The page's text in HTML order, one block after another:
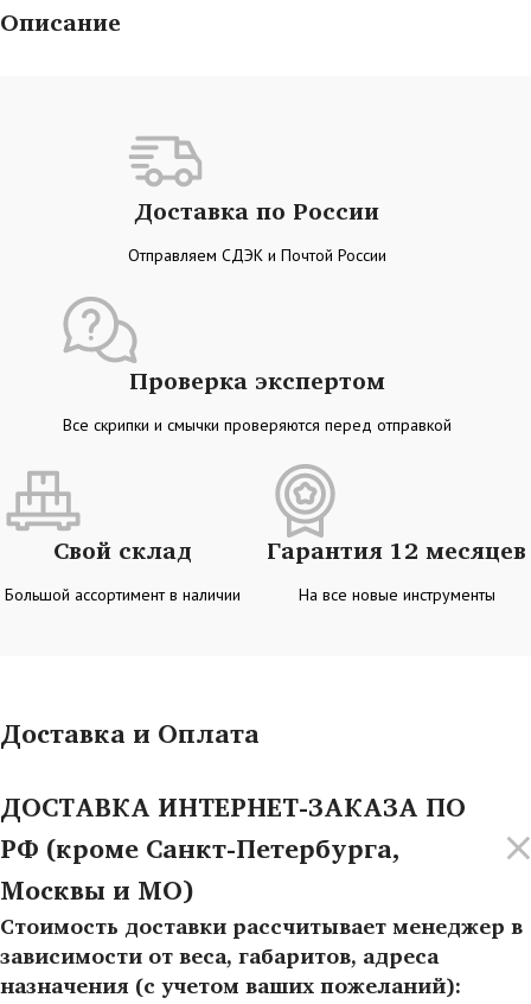
Описание
Доставка по России
Отправляем СДЭК и Почтой России
Проверка экспертом
Все скрипки и смычки проверяются перед отправкой
Свой склад
Большой ассортимент в наличии
Гарантия 12 месяцев
На все новые инструменты
Доставка и Оплата
ДОСТАВКА ИНТЕРНЕТ-ЗАКАЗА ПО
РФ (кроме Санкт-Петербурга,
Москвы и МО)
Стоимость доставки рассчитывает менеджер в
зависимости от веса, габаритов, адреса
назначения (с учетом ваших пожеланий):